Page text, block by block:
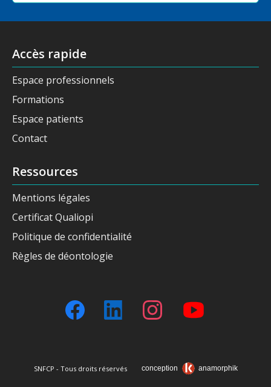
Accès rapide
Espace professionnels
Formations
Espace patients
Contact
Ressources
Mentions légales
Certificat Qualiopi
Politique de confidentialité
Règles de déontologie
SNFCP - Tous droits réservés